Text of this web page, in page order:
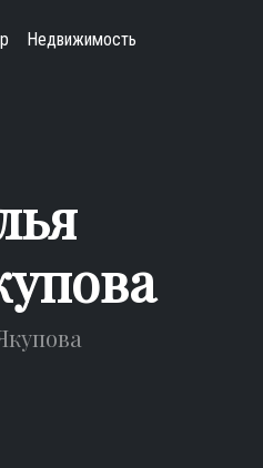
Недвижимость